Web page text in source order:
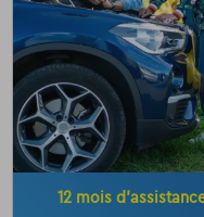
12 mois